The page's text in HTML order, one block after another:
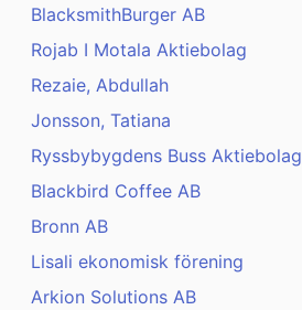
BlacksmithBurger AB
Rojab I Motala Aktiebolag
Rezaie, Abdullah
Jonsson, Tatiana
Ryssbybygdens Buss Aktiebolag
Blackbird Coffee AB
Bronn AB
Lisali ekonomisk förening
Arkion Solutions AB